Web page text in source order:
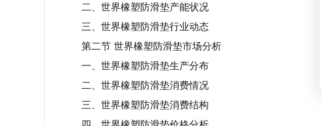
二、世界橡塑防滑垫产能状况
三、世界橡塑防滑垫行业动态
第二节 世界橡塑防滑垫市场分析
一、世界橡塑防滑垫生产分布
二、世界橡塑防滑垫消费情况
三、世界橡塑防滑垫消费结构